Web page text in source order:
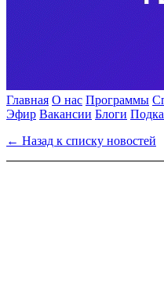
Главная О нас Программы
Эфир Вакансии Блоги
← Назад к списку новостей